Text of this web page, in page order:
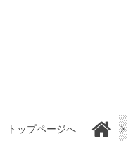
トップページへ